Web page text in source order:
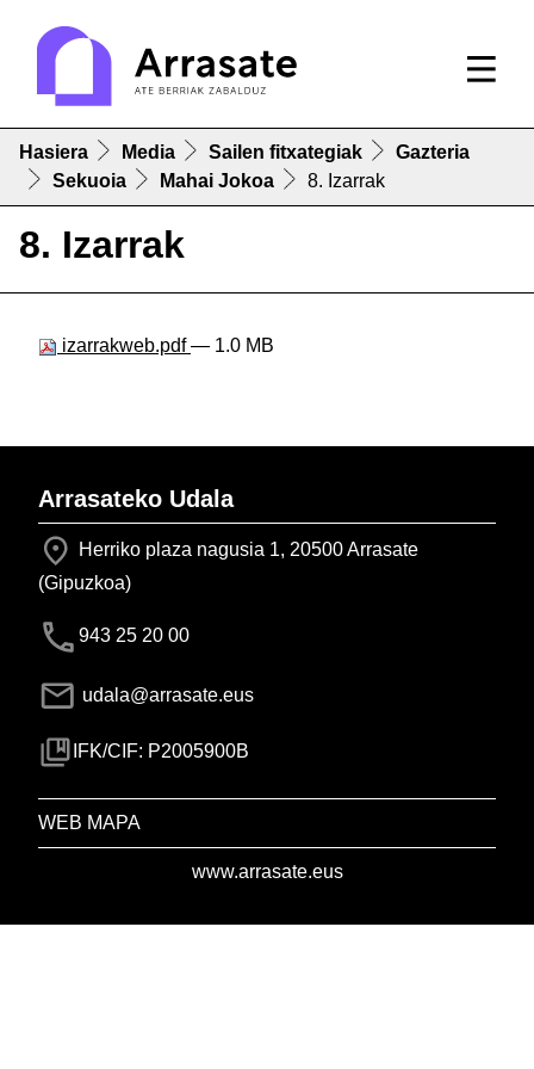
Hasiera Media Sailen fitxategiak
Gazteria
Sekuoia
Mahai Jokoa 8. Izarrak
8. Izarrak
izarrakweb.pdf— 1.0 MB
Arrasateko Udala
Herriko plaza nagusia 1, 20500 Arrasate
(Gipuzkoa)
943 25 20 00
udala@arrasate.eus
IFK/CIF: P2005900B
WEB MAPA
www.arrasate.eus